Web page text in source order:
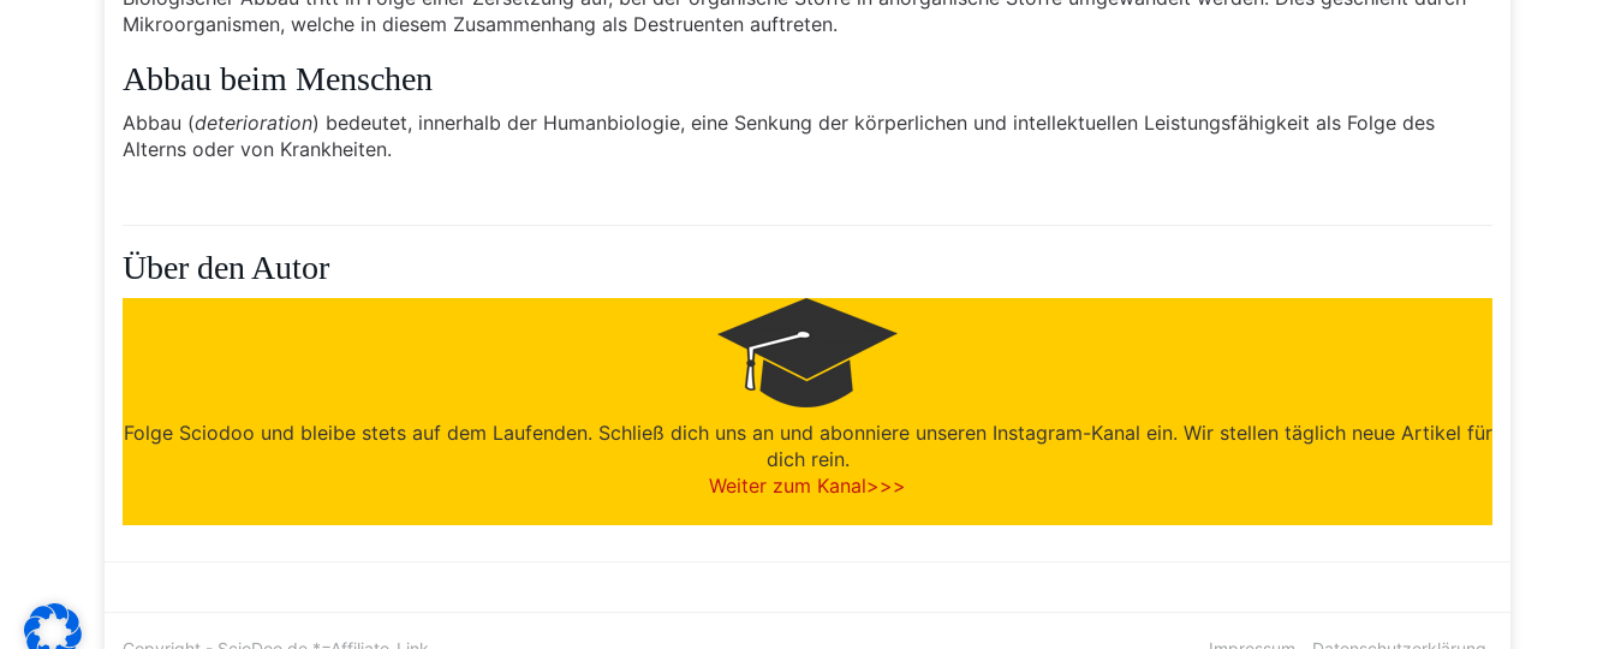
Mikroorganismen, welche in diesem Zusammenhang als Destruenten auftreten.
Abbau beim Menschen
Abbau (deterioration) bedeutet, innerhalb der Humanbiologie, eine Senkung der körperlichen und intellektuellen Leistungsfähigkeit als Folge des
Alterns oder von Krankheiten.
Über den Autor
Folge Sciodoo und bleibe stets auf dem Laufenden. Schließ dich uns an und abonniere unseren Instagram-Kanal ein. Wir stellen täglich neue Artikel für
dich rein.
Weiter zum Kanal>>>